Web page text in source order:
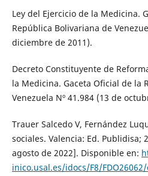
Ley del Ejercicio de la Medicina.
República Bolivariana de
diciembre de 2011).
Decreto Constituyente de
la Medicina. Gaceta Oficial de la
Venezuela Nº 41.984 (13 de
Trauer Salcedo V, Fernández
sociales. Valencia: Ed. Publidisa;
agosto de 2022]. Disponible en:
inico.usal.es/idocs/F8/